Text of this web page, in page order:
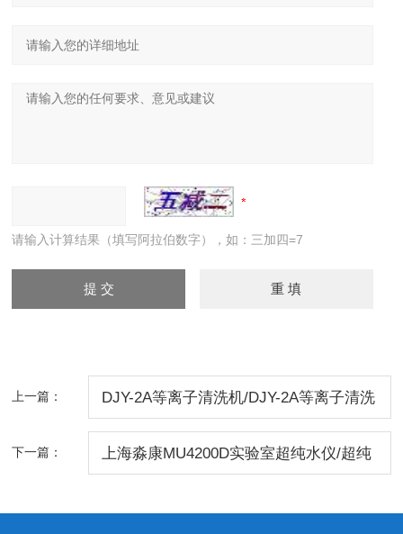
请输入计算结果（填写阿拉伯数字），如：三加四=7
上一篇： DJY-2A等离子清洗机/DJY-2A等离子清洗
下一篇： 上海淼康MU4200D实验室超纯水仪/超纯